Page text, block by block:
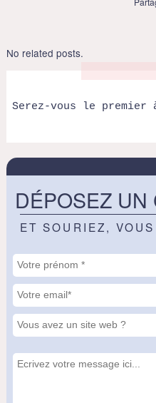
No related posts.
Serez-vous le
DÉPOSEZ UN
ET SOURIEZ,